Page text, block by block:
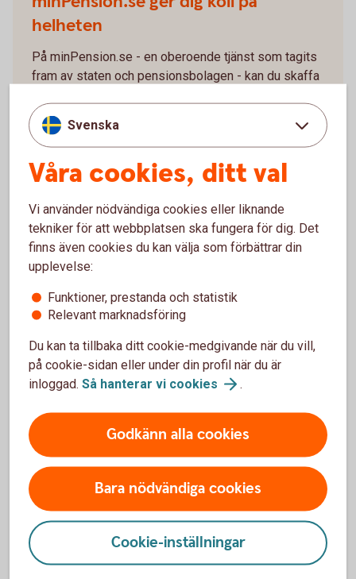
helheten
På minPension.se - en oberoende tjänst som tagits
fram av staten och pensionsbolagen - kan du skaffa
Se din allmänna pension, tjänstepension och
delar av ditt egna pensionssparande.
Få koll på hur mycket pension du tjänat in hittills.
Gör en pensionsprognos och se hur mycket
Läs mer om hur det funkar.
Kolla in pensionen på
Högre pension till dig eller pengar till
din familj med återbetalningsskydd?
Med återbetalningsskydd, även kallat
efterlevandeskydd, får din familj pengar från din
pensionsförsäkring om du går bort. Väljer du bort det
kan din pension över tid bli högre. Vad passar dig
bäst?
Återbetalningsskyddpension
Svenska
Våra cookies, ditt val
Vi använder nödvändiga cookies eller liknande
tekniker för att webbplatsen ska fungera för dig. Det
finns även cookies du kan välja som förbättrar din
upplevelse:
Funktioner, prestanda och statistik
Relevant marknadsföring
Du kan ta tillbaka ditt cookie-medgivande när du vill,
på cookie-sidan eller under din profil när du är
inloggad. Så hanterar vi cookies .
Godkänn alla cookies
Bara nödvändiga cookies
Cookie-inställningar